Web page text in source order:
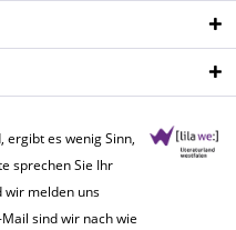
ergibt es wenig Sinn,
sprechen Sie Ihr
wir melden uns
sind wir nach wie